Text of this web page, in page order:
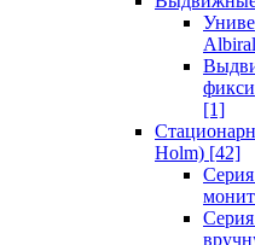
Albiral
[1]
Holm) [42]